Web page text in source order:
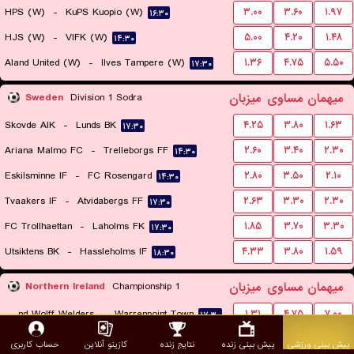
HPS (W) - KuPS Kuopio (W) ۱۶:۳۰ ۳.۰۰ ۳.۶۰
۱.۹۷
HJS (W) - VIFK (W) ۱۴:۳۰ ۵.۰۰ ۴.۲۰
۱.۴۸
Aland United (W) - Ilves Tampere (W) ۱۷:۳۰ ۱.۳۶ ۴.۷۵ ۵.۵۰
Sweden Division 1 Sodra میزبان مساوی میهمان
Skovde AIK - Lunds BK ۱۷:۳۰ ۴.۲۵ ۳.۸۰
۱.۶۳
Ariana Malmo FC - Trelleborgs FF ۱۴:۳۰ ۲.۶۰ ۳.۴۰
۲.۳۰
Eskilsminne IF - FC Rosengard ۱۴:۳۰ ۲.۸۰ ۳.۵۰
۲.۱۰
Tvaakers IF - Atvidabergs FF ۱۷:۳۰ ۲.۶۳ ۳.۳۰
۲.۳۰
FC Trollhaettan - Laholms FK ۱۷:۳۰ ۱.۸۵ ۳.۷۰
۳.۳۰
Utsiktens BK - Hassleholms IF ۱۸:۳۰ ۴.۳۳ ۳.۸۰ ۱.۵۹
Northern Ireland Championship 1 میزبان مساوی میهمان
Harland and Wolff Welders -Warrenpoint Town ۱۷:۳۰ ۱.۳۱ ۴.۷۵
۷.۰۰
Dundela- Moyola Park ۱۷:۳۰ ۲.۱۸ ۳.۵۰ ۲.۷۰
پیش بینی ورزشی پیش بینی زنده نتایج زنده کازینو آنلاین حساب کاربری